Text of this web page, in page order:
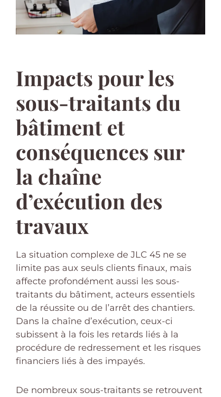
Impacts pour les
sous-traitants du
bâtiment et
conséquences sur
la chaîne
d’exécution des
travaux
La situation complexe de JLC 45 ne se
limite pas aux seuls clients finaux, mais
affecte profondément aussi les sous-
traitants du bâtiment, acteurs essentiels
de la réussite ou de l’arrêt des chantiers.
Dans la chaîne d’exécution, ceux-ci
subissent à la fois les retards liés à la
procédure de redressement et les risques
financiers liés à des impayés.
De nombreux sous-traitants se retrouvent